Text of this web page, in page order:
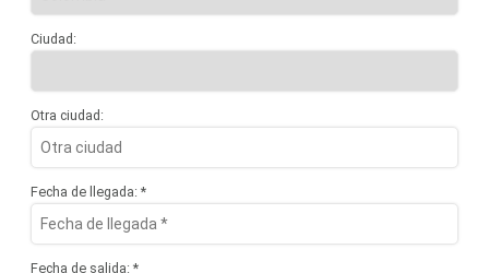
Ciudad:
Otra ciudad:
Fecha de llegada: *
Fecha de salida: *